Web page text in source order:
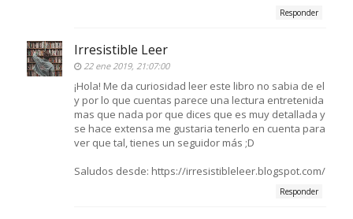
Responder
Irresistible Leer
22 ene 2019, 21:07:00
¡Hola! Me da curiosidad leer este libro no sabia de el
y por lo que cuentas parece una lectura entretenida
mas que nada por que dices que es muy detallada y
se hace extensa me gustaria tenerlo en cuenta para
ver que tal, tienes un seguidor más ;D
Saludos desde: https://irresistibleleer.blogspot.com/
Responder